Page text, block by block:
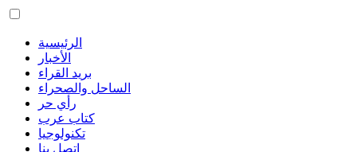
الرئيسية
الأخبار
بريد القراء
الساحل والصحراء
رأي حر
كتاب عرب
تكنولوجيا
اتصل بنا